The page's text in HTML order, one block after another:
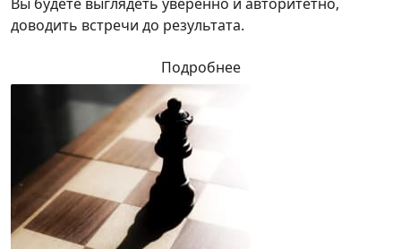
доводить встречи до результата.
Подробнее